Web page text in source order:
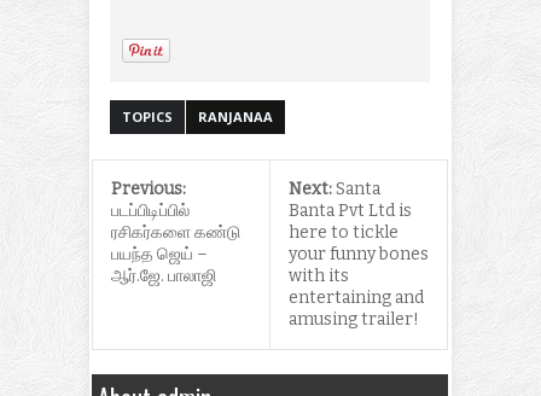
TOPICS RANJANAA
Previous:
படப்பிடிப்பில்
ரசிகர்களை கண்டு
பயந்த ஜெய் –
ஆர்.ஜே. பாலாஜி
Next:Santa
Banta Pvt Ltd is
here to tickle
your funny bones
with its
entertaining and
amusing trailer!